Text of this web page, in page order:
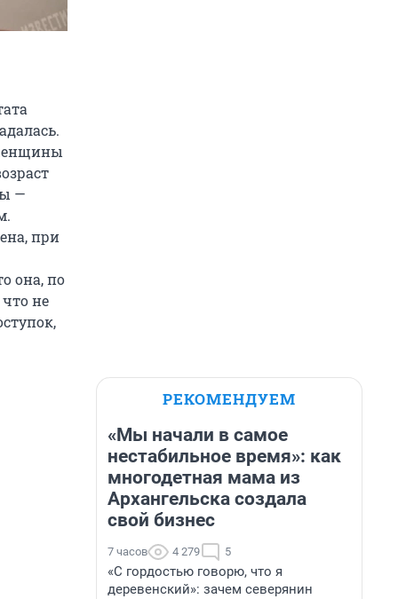
—
при
она, по
не
РЕКОМЕНДУЕМ
«Мы начали в самое
нестабильное время»: как
многодетная мама из
Архангельска создала
свой бизнес
7 часов 4 279 5
«С гордостью говорю, что я
деревенский»: зачем северянин